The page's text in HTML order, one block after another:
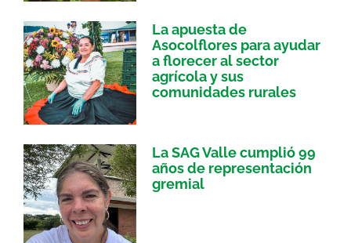
La apuesta de
Asocolflores para ayudar
a florecer al sector
agrícola y sus
comunidades rurales
La SAG Valle cumplió 99
años de representación
gremial